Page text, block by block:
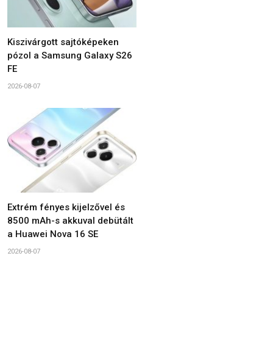
Kiszivárgott sajtóképeken
pózol a Samsung Galaxy S26
FE
2026-08-07
Extrém fényes kijelzővel és
8500 mAh-s akkuval debütált
a Huawei Nova 16 SE
2026-08-07